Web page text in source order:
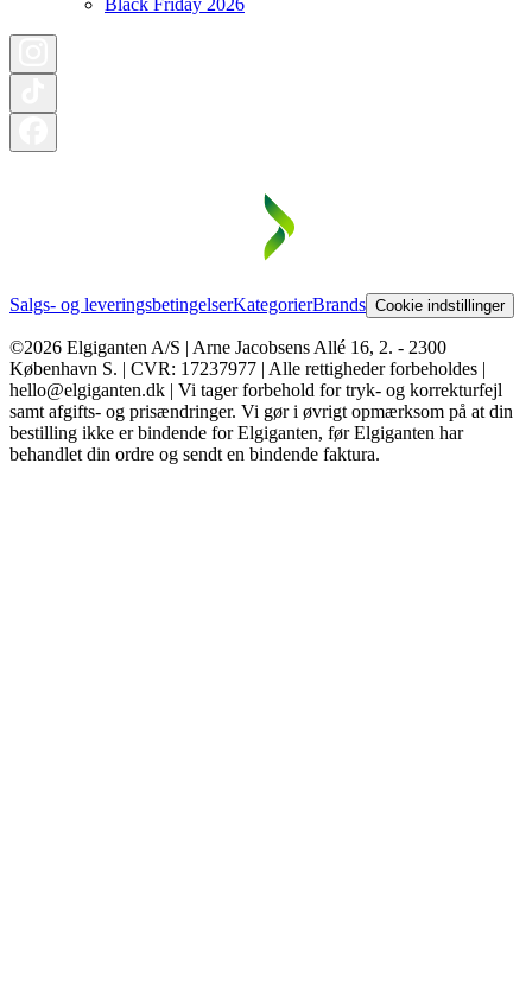
Salgs- og leveringsbetingelserKategorierBrands Cookie indstillinger
©2026 Elgiganten A/S | Arne Jacobsens Allé 16, 2. - 2300
København S. | CVR: 17237977 | Alle rettigheder forbeholdes |
hello@elgiganten.dk | Vi tager forbehold for tryk- og korrekturfejl
samt afgifts- og prisændringer. Vi gør i øvrigt opmærksom på at din
bestilling ikke er bindende for Elgiganten, før Elgiganten har
behandlet din ordre og sendt en bindende faktura.